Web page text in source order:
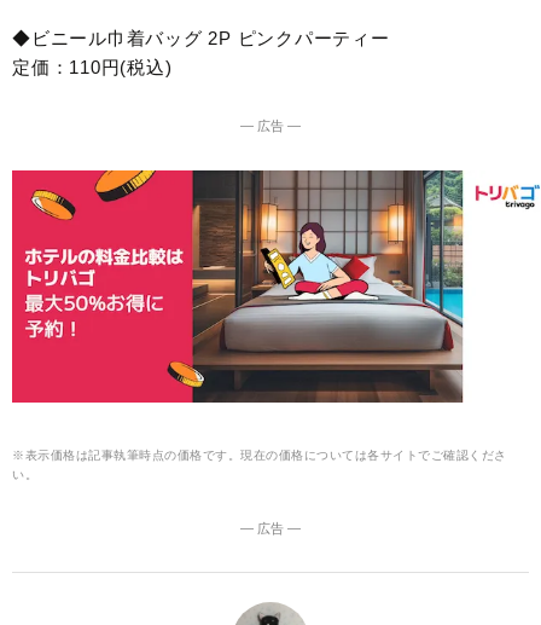
◆ビニール巾着バッグ 2P ピンクパーティー
定価：110円(税込)
― 広告 ―
※表示価格は記事執筆時点の価格です。現在の価格については各サイトでご確認くださ
い。
― 広告 ―